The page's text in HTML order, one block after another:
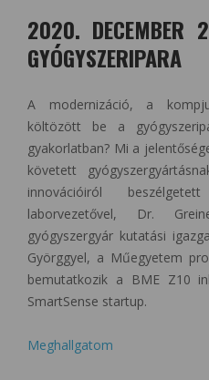
2020. DECEMBER
GYÓGYSZERIPARA
A modernizáció, a
költözött be a
gyakorlatban? Mi a
követett
innovációiról
laborvezetővel, Dr.
gyógyszergyár kutatási
Györggyel, a Műegyetem
bemutatkozik a BME Z10
SmartSense startup.
Meghallgatom